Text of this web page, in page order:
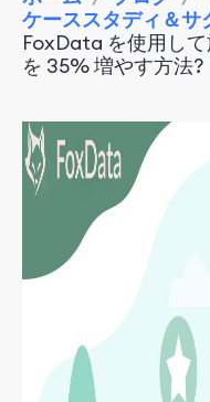
ケーススタディ＆サ
FoxData を使用し
を 35% 増やす方法?